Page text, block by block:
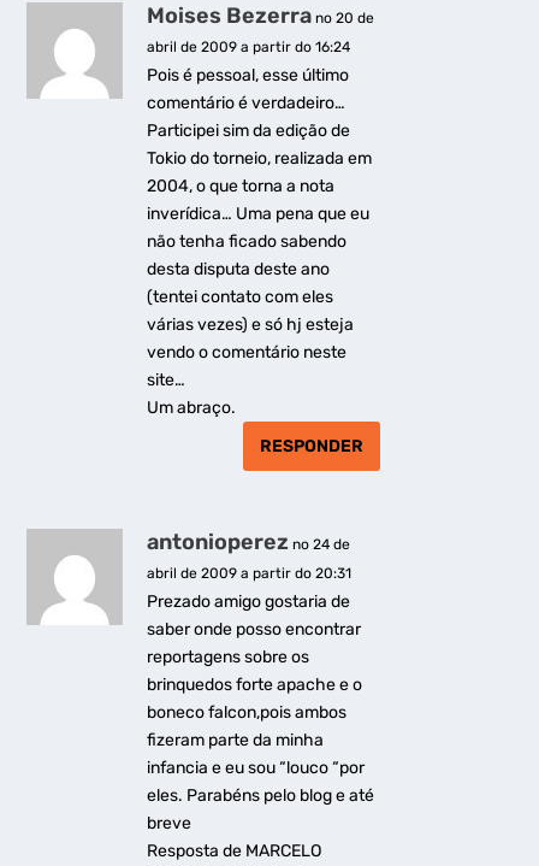
Moises Bezerra no 20 de
abril de 2009 a partir do 16:24
Pois é pessoal, esse último
comentário é verdadeiro…
Participei sim da edição de
Tokio do torneio, realizada em
2004, o que torna a nota
inverídica… Uma pena que eu
não tenha ficado sabendo
desta disputa deste ano
(tentei contato com eles
várias vezes) e só hj esteja
vendo o comentário neste
site…
Um abraço.
RESPONDER
antonioperez no 24 de
abril de 2009 a partir do 20:31
Prezado amigo gostaria de
saber onde posso encontrar
reportagens sobre os
brinquedos forte apache e o
boneco falcon,pois ambos
fizeram parte da minha
infancia e eu sou “louco “por
eles. Parabéns pelo blog e até
breve
Resposta de MARCELO